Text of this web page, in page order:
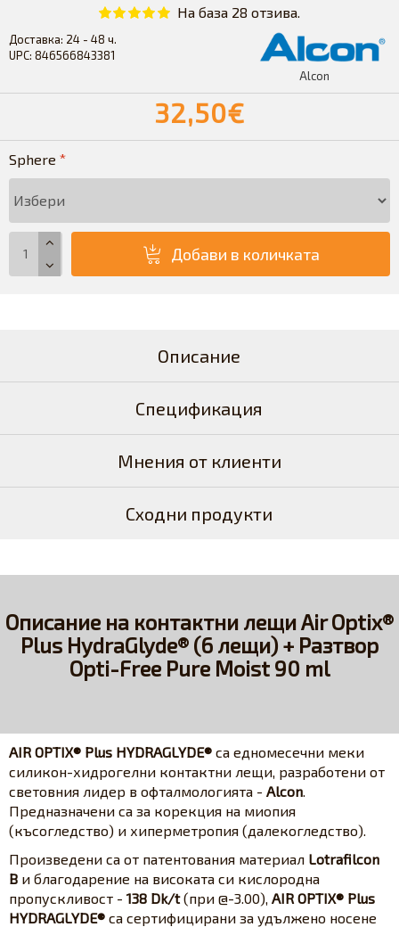
Доставка: 24 - 48 ч.
UPC: 846566843381
Alcon
На база 28 отзива.
32,50€
Sphere
Добави в количката
Описание
Спецификация
Мнения от клиенти
Сходни продукти
Описание на контактни лещи Air Optix®
Plus HydraGlyde® (6 лещи) + Разтвор
Opti-Free Pure Moist 90 ml
AIR OPTIX® Plus HYDRAGLYDE® са едномесечни меки
силикон-хидрогелни контактни лещи, разработени от
световния лидер в офталмологията - Alcon
Предназначени са за корекция на миопия
(късогледство) и хиперметропия (далекогледство).
Произведени са от патентования материал Lotrafilcon
B и благодарение на високата си кислородна
пропускливост - 138 Dk/t(при @-3.00), AIR OPTIX® Plus
HYDRAGLYDE® са сертифицирани за удължено носене